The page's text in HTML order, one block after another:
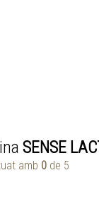
SENSE
amb 0de 5